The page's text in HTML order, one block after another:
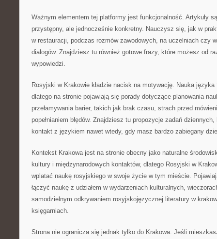
Ważnym elementem tej platformy jest funkcjonalność. Artykuły
przystępny, ale jednocześnie konkretny. Nauczysz się, jak w
w restauracji, podczas rozmów zawodowych, na uczelniach czy
dialogów. Znajdziesz tu również gotowe frazy, które możesz od
wypowiedzi.
Rosyjski w Krakowie kładzie nacisk na motywację. Nauka języka
dlatego na stronie pojawiają się porady dotyczące planowania
przełamywania barier, takich jak brak czasu, strach przed
popełnianiem błędów. Znajdziesz tu propozycje zadań
kontakt z językiem nawet wtedy, gdy masz bardzo zabiegany
Kontekst Krakowa jest na stronie obecny jako naturalne
kultury i międzynarodowych kontaktów, dlatego Rosyjski w
wplatać naukę rosyjskiego w swoje życie w tym mieście.
łączyć naukę z udziałem w wydarzeniach kulturalnych,
samodzielnym odkrywaniem rosyjskojęzycznej literatury w
księgarniach.
Strona nie ogranicza się jednak tylko do Krakowa. Jeśli